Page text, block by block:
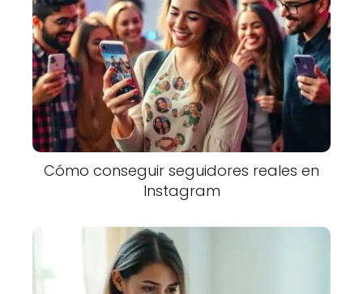
Cómo conseguir seguidores reales en
Instagram